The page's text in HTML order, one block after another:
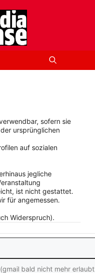
sofern sie
ursprünglichen
auf sozialen
jegliche
ist nicht gestattet.
für angemessen.
Widerspruch).